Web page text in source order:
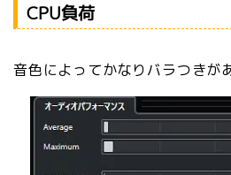
CPU負荷
音色によってかなりバラつきが